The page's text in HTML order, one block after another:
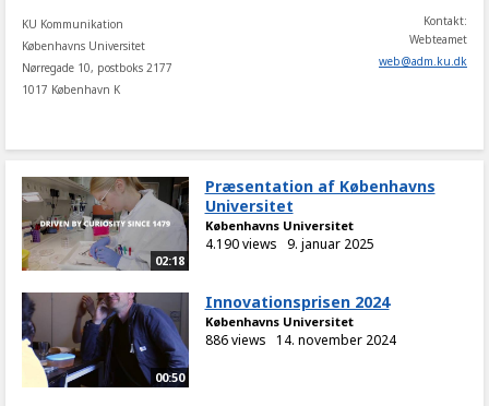
KU Kommunikation
Københavns Universitet
Nørregade 10, postboks 2177
1017 København K
Kontakt:
Webteamet
web@adm.ku.dk
02:18
Præsentation af Københavns
Universitet
Københavns Universitet
4.190 views 9. januar 2025
00:50
Innovationsprisen 2024
Københavns Universitet
886 views 14. november 2024